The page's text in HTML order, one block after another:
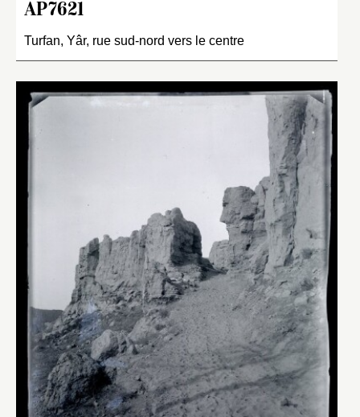
AP7621
Turfan, Yâr, rue sud-nord vers le centre